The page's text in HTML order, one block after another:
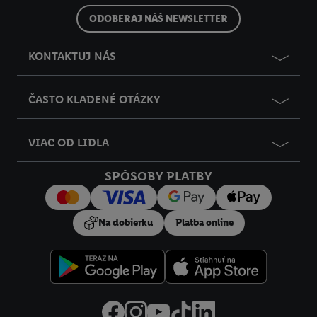
ODOBERAJ NÁŠ NEWSLETTER
KONTAKTUJ NÁS
ČASTO KLADENÉ OTÁZKY
VIAC OD LIDLA
SPÔSOBY PLATBY
Na dobierku Platba online
do budúcnosti nájdete v našichzásadách ochrany osobných
Imprint nájdete tu.